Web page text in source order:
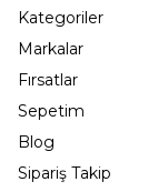
Kategoriler
Markalar
Fırsatlar
Sepetim
Blog
Sipariş Takip